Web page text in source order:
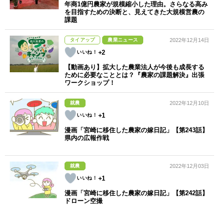
年商1億円農家が規模縮小した理由。さらなる高み
を目指すための決断と、見えてきた大規模営農の
課題
タイアップ 農業ニュース
+2
2022年12月14日
【動画あり】拡大した農業法人が今後も成長する
ために必要なこととは？『農家の課題解決』出張
ワークショップ！
就農
+1
2022年12月10日
漫画「宮崎に移住した農家の嫁日記」【第243話】
県内の広報作戦
就農
+1
2022年12月03日
漫画「宮崎に移住した農家の嫁日記」【第242話】
ドローン空撮